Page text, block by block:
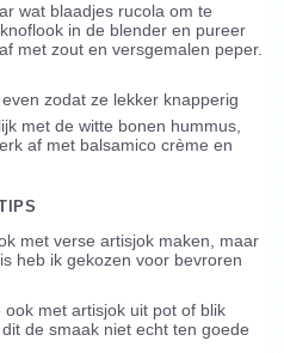
wat blaadjes rucola om te
in de blender en pureer
met zout en versgemalen peper.
zodat ze lekker knapperig
met de witte bonen hummus,
af met balsamico crème en
met verse artisjok maken, maar
heb ik gekozen voor bevroren
met artisjok uit pot of blik
de smaak niet echt ten goede